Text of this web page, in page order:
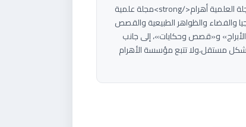
<strong>هاني سلام</strong><strong>مؤسس ورئيس تحرير المجلة العلمية أهرام</strong>مجلة علمية
والتكنولوجيا والفضاء والظواهر الطبيعية والقصص
و«قصص وحكايات»، إلى جانب
مستقل،ولا تتبع مؤسسة الأهرام